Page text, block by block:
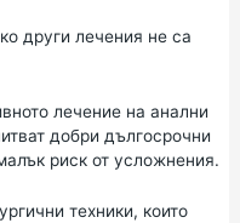
други лечения не са
лечение на анални
добри дългосрочни
риск от усложнения.
техники, които